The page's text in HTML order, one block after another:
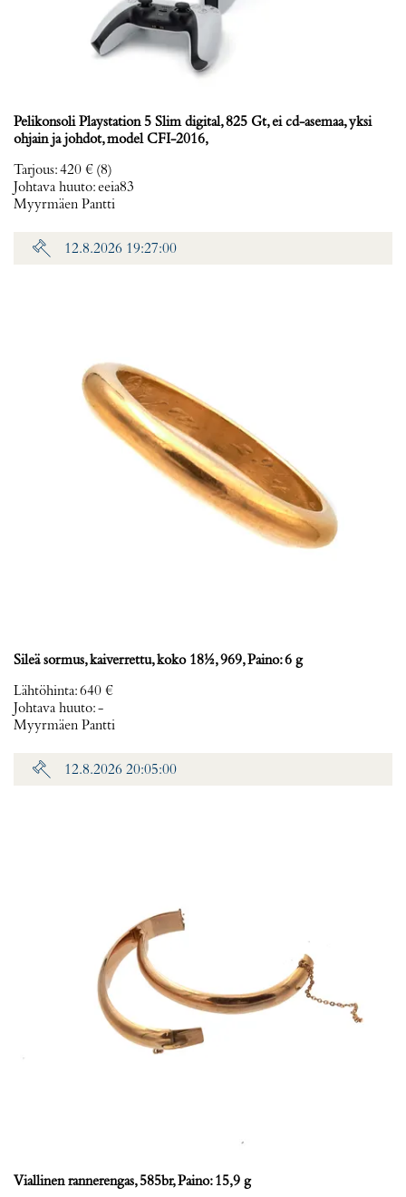
Pelikonsoli Playstation 5 Slim digital, 825 Gt, ei cd-asemaa, yksi
ohjain ja johdot, model CFI-2016,
Tarjous:420 € (8)
Johtava huuto:eeia83
Myyrmäen Pantti
12.8.2026 19:27:00
Sileä sormus, kaiverrettu, koko 18½, 969, Paino: 6 g
Lähtöhinta:640 €
Johtava huuto:-
Myyrmäen Pantti
12.8.2026 20:05:00
Viallinen rannerengas, 585br, Paino: 15,9 g